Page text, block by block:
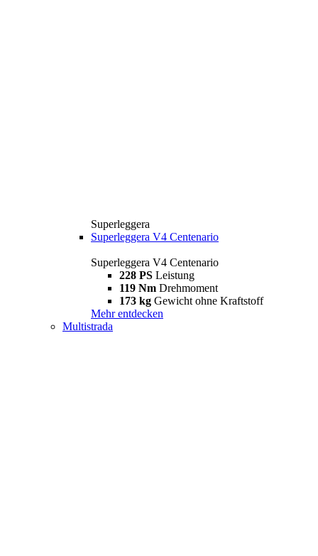
Superleggera
Superleggera V4 Centenario
Superleggera V4 Centenario
228 PS Leistung
119 Nm Drehmoment
173 kg Gewicht ohne Kraftstoff
Mehr entdecken
Multistrada